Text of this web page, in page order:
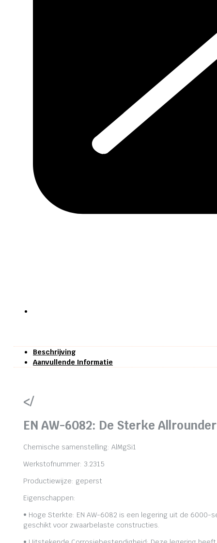
Beschrijving
Aanvullende Informatie
</
EN AW-6082: De Sterke Allrounder
Chemische samenstelling: AlMgSi1
Werkstofnummer: 3.2315
Productiewijze: geperst
Eigenschappen:
• Hoge Sterkte: EN AW-6082 is een legering uit de
geschikt voor zwaarbelaste constructies.